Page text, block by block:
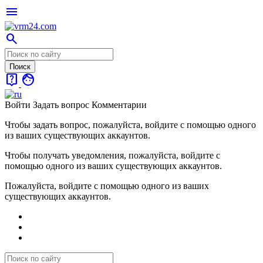
menu
search
live_help face
Войти Задать вопрос Комментарии
Чтобы задать вопрос, пожалуйста, войдите с помощью одного
из ваших существующих аккаунтов.
Чтобы получать уведомления, пожалуйста, войдите с
помощью одного из ваших существующих аккаунтов.
Пожалуйста, войдите с помощью одного из ваших
существующих аккаунтов.